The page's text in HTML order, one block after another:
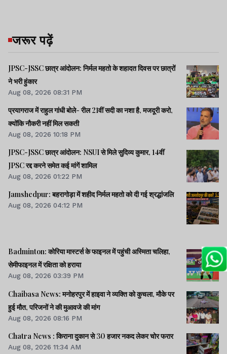
जरूर पढ़ें
JPSC-JSSC छात्र आंदोलन: निर्मल महतो के शहादत दिवस पर छात्रों
ने भरी हुंकार
Aug 08, 2026 08:31 PM
प्रयागराज में राहुल गांधी बोले- रील 21वीं सदी का नशा है, मजदूरी करो,
क्योंकि नौकरी नहीं मिल सकती
Aug 08, 2026 10:18 PM
JPSC-JSSC छात्र आंदोलन: NSUI से मिले सुदिव्य कुमार, 14वीं
JPSC रद्द करने समेत कई मांगें शामिल
Aug 08, 2026 01:22 PM
Jamshedpur: बहरागोड़ा में शहीद निर्मल महतो को दी गई श्रद्धांजलि
Aug 08, 2026 04:12 PM
Badminton: कोरिया मास्टर्स के फाइनल में पहुंची अस्मिता चलिहा,
सेमीफाइनल में रक्षिता को हराया
Aug 08, 2026 03:39 PM
Chaibasa News: मनोहरपुर में हाइवा ने व्यक्ति को कुचला, मौके पर
हुई मौत, परिजनों ने की मुआवजे की मांग
Aug 08, 2026 08:16 PM
Chatra News : किराना दुकान से 30 हजार नकद लेकर चोर फरार
Aug 08, 2026 11:34 AM